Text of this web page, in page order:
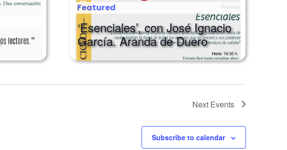
Featured
‘Esenciales’, con José Ignacio
García. Aranda de Duero
Next Events
Subscribe to calendar